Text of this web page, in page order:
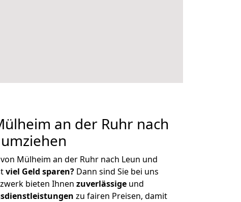
an der Ruhr nach
Mülheim an der Ruhr nach Leun und
viel Geld sparen? Dann sind Sie bei uns
bieten Ihnen zuverlässige und
zu fairen Preisen, damit